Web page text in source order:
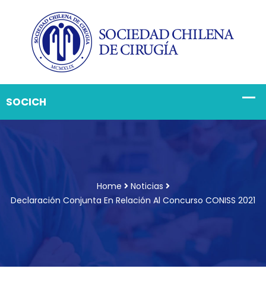
Home
Noticias
Declaración Conjunta En Relación Al Concurso CONISS 2021